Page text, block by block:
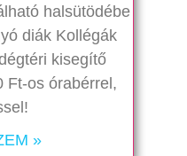
halsütödébe
diák Kollégák
kisegítő
Ft-os órabérrel,
»